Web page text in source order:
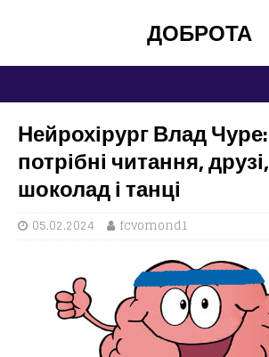
ДОБРОТА
Нейрохірург Влад
потрібні читання,
шоколад і танці
05.02.2024 fcvomond1